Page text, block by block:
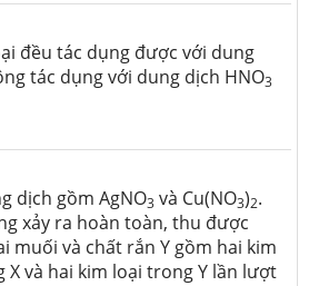
đều tác dụng được với dung
tác dụng với dung dịch HNO3
dịch gồm AgNO3 và Cu(NO3)2.
xảy ra hoàn toàn, thu được
muối và chất rắn Y gồm hai kim
X và hai kim loại trong Y lần lượt